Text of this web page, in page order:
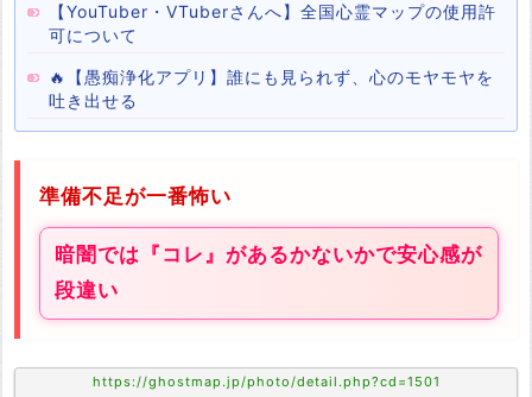
【YouTuber・VTuberさんへ】全国心霊マップの使用許
可について
🔥【愚痴浄化アプリ】誰にも見られず、心のモヤモヤを
吐き出せる
準備不足が一番怖い
暗闇では『コレ』があるかないかで安心感が
段違い
https://ghostmap.jp/photo/detail.php?cd=1501